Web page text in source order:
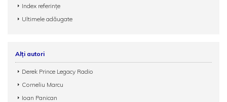
Index referințe
Ultimele adăugate
Alți autori
Derek Prince Legacy Radio
Corneliu Marcu
Ioan Panican